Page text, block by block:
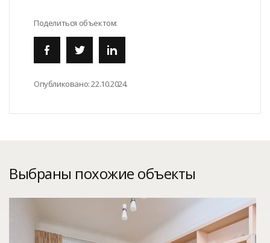
Поделиться объектом:
Опубликовано:22.10.2024.
Выбраны похожие объекты